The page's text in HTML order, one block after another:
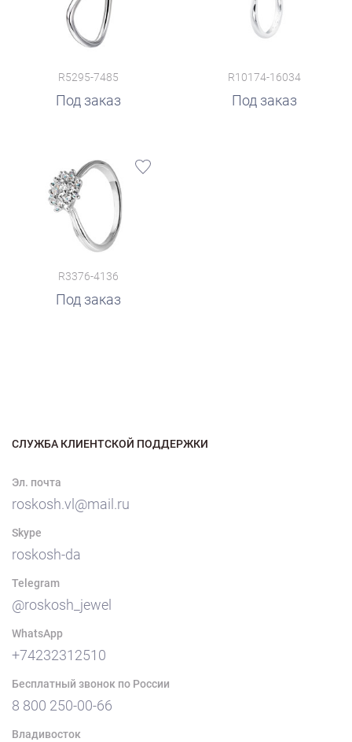
R5295-7485
Под заказ
R10174-16034
Под заказ
R3376-4136
Под заказ
СЛУЖБА КЛИЕНТСКОЙ ПОДДЕРЖКИ
Эл. почта
roskosh.vl@mail.ru
Skype
roskosh-da
Telegram
@roskosh_jewel
WhatsApp
+74232312510
Бесплатный звонок по России
8 800 250-00-66
Владивосток